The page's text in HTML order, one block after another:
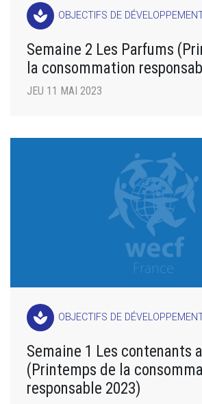
spa OBJECTIFS DE
Semaine 2 Les Parfums
la consommation
JEU 11 MAI 2023
spa OBJECTIFS DE
Semaine 1 Les contenants
(Printemps de la
responsable 2023)